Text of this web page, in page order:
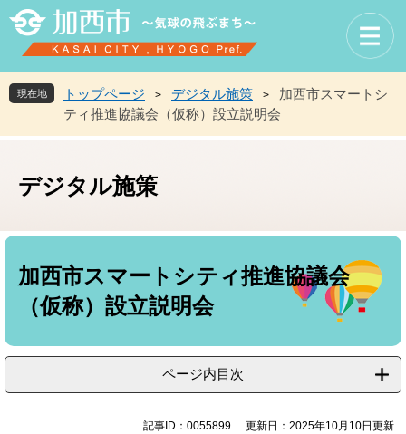
先
頭
を
飛
現在地 トップページ > デジタル施策 >
加西市スマートシ
ティ推進協議会（仮称）設立説明会
デジタル施策
本
加西市スマートシティ推進協議会
（仮称）設立説明会
ページ内目次
記事ID：0055899 更新日：2025年10月10日更新